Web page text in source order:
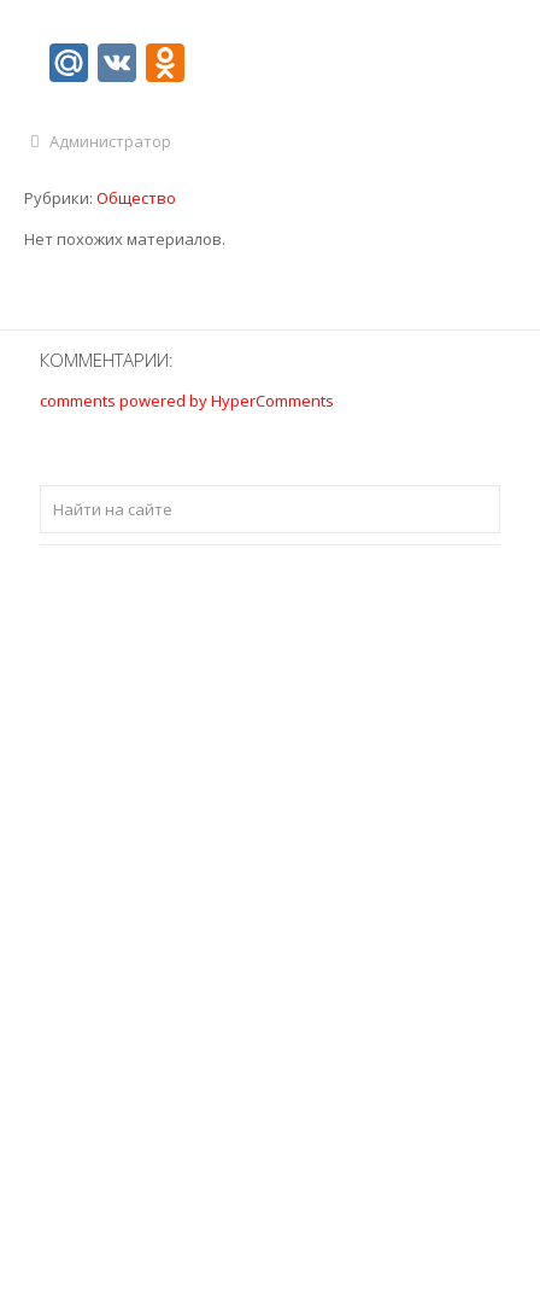
Mail.Ru
VKOdnoklassniki
Администратор
Рубрики: Общество
Нет похожих материалов.
КОММЕНТАРИИ:
comments powered by HyperComments